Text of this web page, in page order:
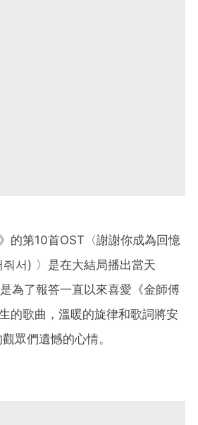
的第10首OST〈謝謝你成為回憶
서) 〉是在大結局播出當天
為了報答一直以來喜愛《金師傅
的歌曲，溫暖的旋律和歌詞將安
眾們遺憾的心情。